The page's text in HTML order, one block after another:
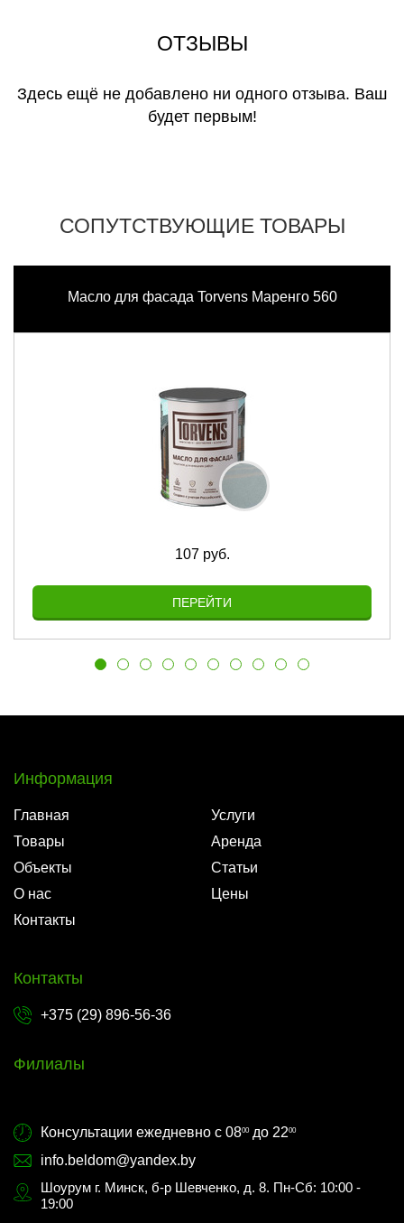
ОТЗЫВЫ
Здесь ещё не добавлено ни одного отзыва. Ваш
будет первым!
СОПУТСТВУЮЩИЕ ТОВАРЫ
Масло для фасада Torvens Маренго 560
107 руб.
ПЕРЕЙТИ
Информация
Главная
Услуги
Товары
Аренда
Объекты
Статьи
О нас
Цены
Контакты
Контакты
+375 (29) 896-56-36
Филиалы
Консультации ежедневно с 0800до 2200
info.beldom@yandex.by
Шоурум г. Минск, б-р Шевченко, д. 8. Пн-Сб: 10:00 -
19:00